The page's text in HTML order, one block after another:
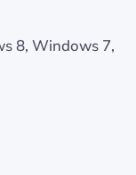
8, Windows 7,